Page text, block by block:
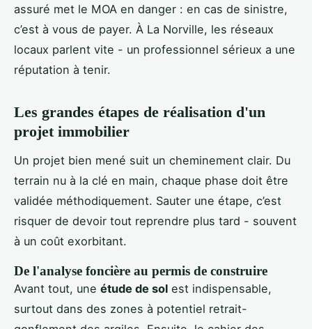
assuré met le MOA en danger : en cas de sinistre,
c’est à vous de payer. À La Norville, les réseaux
locaux parlent vite - un professionnel sérieux a une
réputation à tenir.
Les grandes étapes de réalisation d'un
projet immobilier
Un projet bien mené suit un cheminement clair. Du
terrain nu à la clé en main, chaque phase doit être
validée méthodiquement. Sauter une étape, c’est
risquer de devoir tout reprendre plus tard - souvent
à un coût exorbitant.
De l'analyse foncière au permis de construire
Avant tout, une étude de sol est indispensable,
surtout dans des zones à potentiel retrait-